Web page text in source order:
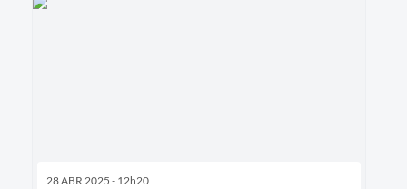
28 ABR 2025 - 12h20